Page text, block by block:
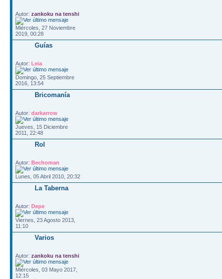
Autor: zankoku na tenshi
Miércoles, 27 Noviembre
2019, 00:28
Guías
Autor: Leia
Domingo, 25 Septiembre
2016, 13:54
Bricomanía
Autor: darkarrow
Jueves, 15 Diciembre
2011, 22:48
Rol
Autor: Bechoman
Lunes, 05 Abril 2010, 20:32
La Taberna
Autor: Depe
Viernes, 23 Agosto 2013,
11:10
Varios
Autor: zankoku na tenshi
Miércoles, 03 Mayo 2017,
12:15